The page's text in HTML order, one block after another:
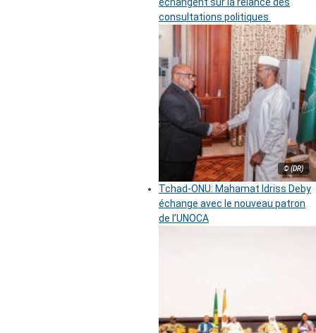
échangent sur la relance des
consultations politiques
© (DR)
Tchad-ONU: Mahamat Idriss Deby
échange avec le nouveau patron
de l’UNOCA